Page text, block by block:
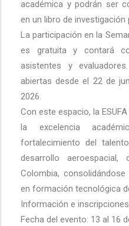
académica y podrán ser
en un libro de
La participación en la
es gratuita y contará
asistentes y
abiertas desde el 22 de
2026.
Con este espacio, la
la excelencia
fortalecimiento del
desarrollo
Colombia,
en formación tecnológica
Información e
Fecha del evento: 13 al 16